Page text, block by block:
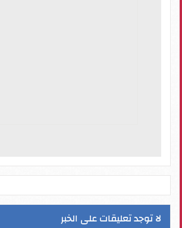
لا توجد تعليقات على الخبر